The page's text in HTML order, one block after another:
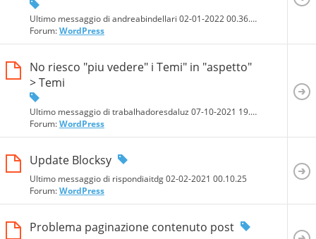
Ultimo messaggio di andreabindellari 02-01-202200.36.19
Forum:WordPress
No riesco "piu vedere" i Temi" in "aspetto"
> Temi
Ultimo messaggio di trabalhadoresdaluz 07-10-2021 19.01.38
Forum:WordPress
Update Blocksy
Ultimo messaggio di rispondiaitdg 02-02-2021 00.10.25
Forum:WordPress
Problema paginazione contenuto post